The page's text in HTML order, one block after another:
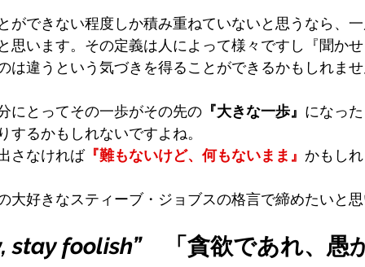
ができない程度しか積み重ねていないと思うなら、
思います。その定義は人によって様々ですし『聞か
は違うという気づきを得ることができるかもしれま
にとってその一歩がその先の 『大きな一歩』 になっ
するかもしれないですよね。
さなければ『難もないけど、何もないまま』 かもし
大好きなスティーブ・ジョブスの格言で締めたいと
stay foolish” 「貪欲であれ、愚